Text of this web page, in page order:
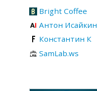
Bright Coffee
Антон Исайкин
Константин К
SamLab.ws